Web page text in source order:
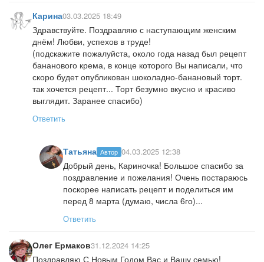
Карина03.03.2025 18:49
Здравствуйте. Поздравляю с наступающим женским
днём! Любви, успехов в труде!
(подскажите пожалуйста, около года назад был рецепт
бананового крема, в конце которого Вы написали, что
скоро будет опубликован шоколадно-банановый торт.
так хочется рецепт... Торт безумно вкусно и красиво
выглядит. Заранее спасибо)
Ответить
Татьяна Автор 04.03.2025 12:38
Добрый день, Кариночка! Большое спасибо за
поздравление и пожелания! Очень постараюсь
поскорее написать рецепт и поделиться им
перед 8 марта (думаю, числа 6го)...
Ответить
Олег Ермаков31.12.2024 14:25
Поздравляю С Новым Годом Вас и Вашу семью!